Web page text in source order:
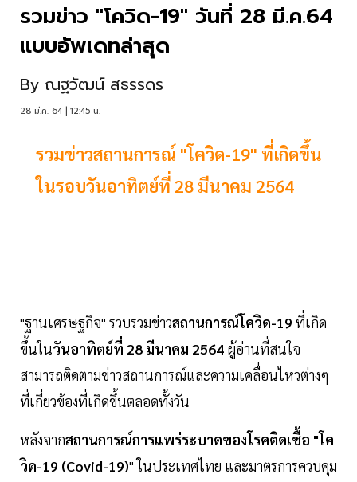
รวมข่าว "โควิด-19" วันที่ 28 มี.ค.64
แบบอัพเดทล่าสุด
By ณฐวัฒน์ สธรรดร
28 มี.ค. 64 | 12:45 น.
รวมข่าวสถานการณ์ "โควิด-19" ที่เกิดขึ้น
ในรอบวันอาทิตย์ที่ 28 มีนาคม 2564
"ฐานเศรษฐกิจ" รวบรวมข่าวสถานการณ์โควิด-19 ที่เกิด
ขึ้นในวันอาทิตย์ที่ 28 มีนาคม 2564 ผู้อ่านที่สนใจ
สามารถติดตามข่าวสถานการณ์และความเคลื่อนไหวต่างๆ
ที่เกี่ยวข้องที่เกิดขึ้นตลอดทั้งวัน
หลังจากสถานการณ์การแพร่ระบาดของโรคติดเชื้อ "โค
วิด-19 (Covid-19)" ในประเทศไทย และมาตรการควบคุม